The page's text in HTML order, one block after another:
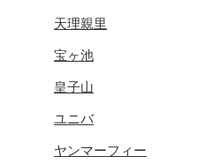
天理親里
宝ヶ池
皇子山
ユニバ
ヤンマーフィー